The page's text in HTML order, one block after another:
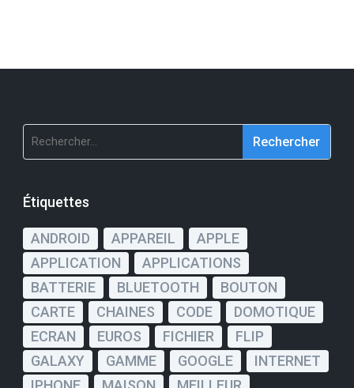
Rechercher :
Étiquettes
ANDROID APPAREIL
APPLE
APPLICATION
APPLICATIONS
BATTERIE
BLUETOOTH
BOUTON
CARTE
CHAINES CODE
DOMOTIQUE
ECRAN
EUROS FICHIER
FLIP
GALAXY
GAMME GOOGLE
INTERNET